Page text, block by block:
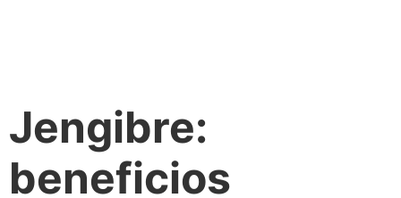
Jengibre:
beneficios